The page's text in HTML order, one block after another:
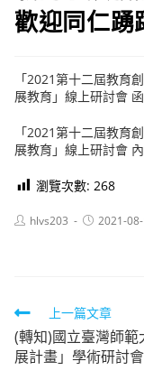
歡迎同仁踴
「2021第十二屆教育
展教育」線上研討會 函
「2021第十二屆教育
展教育」線上研討會
瀏覽次數: 268
Posthlvs203
Post2021-
Read
more
articles
上一篇文章
(轉知)國立臺灣師
展計畫」學術研討